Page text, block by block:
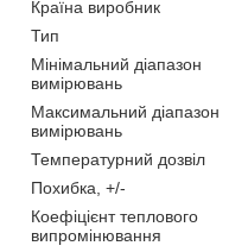
Країна виробник
Тип
Мінімальний діапазон
вимірювань
Максимальний діапазон
вимірювань
Температурний дозвіл
Похибка, +/-
Коефіцієнт теплового
випромінювання